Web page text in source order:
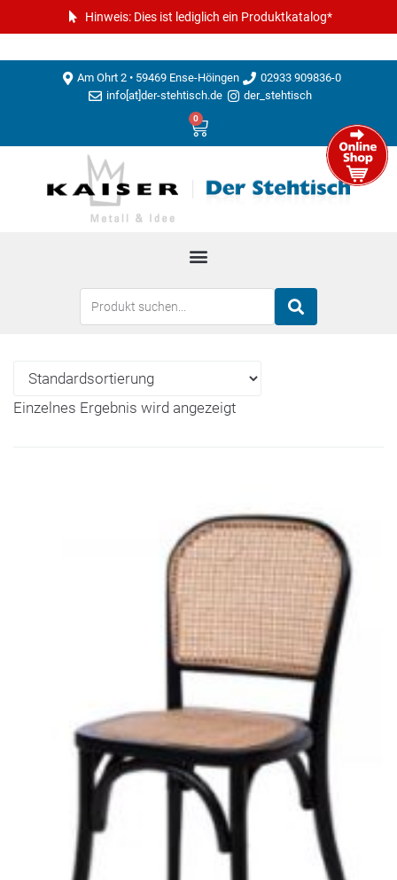
Hinweis: Dies ist lediglich ein Produktkatalog*
Am Ohrt 2 • 59469 Ense-Höingen
02933 909836-0
info[at]der-stehtisch.de
der_stehtisch
0
Einzelnes Ergebnis wird angezeigt